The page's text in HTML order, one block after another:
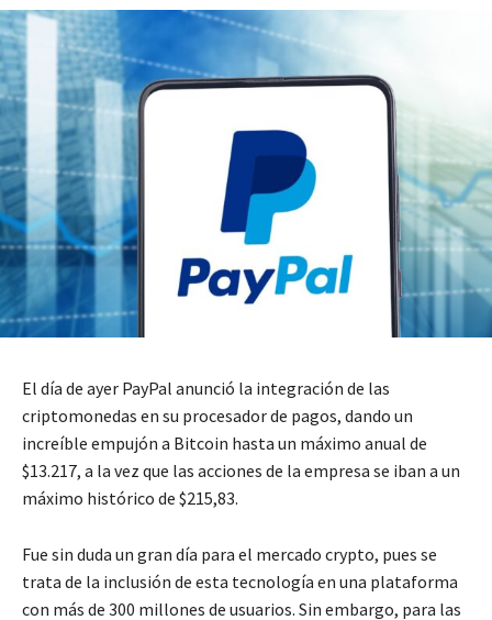
El día de ayer PayPal anunció la integración de las
criptomonedas en su procesador de pagos, dando un
increíble empujón a Bitcoin hasta un máximo anual de
$13.217, a la vez que las acciones de la empresa se iban a un
máximo histórico de $215,83.
Fue sin duda un gran día para el mercado crypto, pues se
trata de la inclusión de esta tecnología en una plataforma
con más de 300 millones de usuarios. Sin embargo, para las